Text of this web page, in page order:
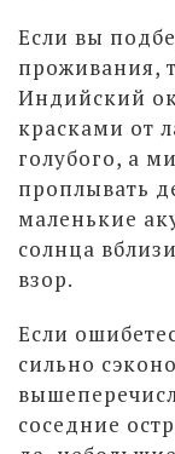
Если вы
проживания,
Индийский
красками от
голубого, а
проплывать
маленькие
солнца
взор.
Если
сильно
соседние